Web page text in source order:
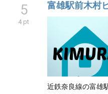
5
4 pt
富雄駅前木村
近鉄奈良線の富雄